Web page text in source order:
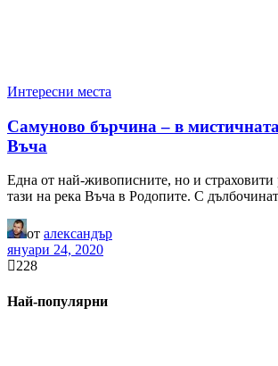
Интересни места
Самуново бърчина – в
Въча
Една от най-живописните, но и
тази на река Въча в Родопите. С
от александър
януари 24, 2020
228
Най-популярни